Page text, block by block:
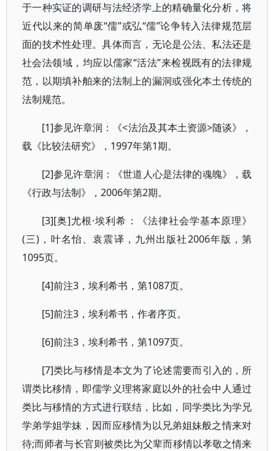
于一种实证的调研与法经济学上的精确量化分析，将
近代以来的简单废“儒”或弘“儒”论争转入法律规范层
面的技术性处理。具体而言，无论是公法、私法还是
社会法领域，均应以儒家“活法”来检视既有的法律规
范，以期填补舶来的法制上的漏洞或强化本土传统的
法制规范。
[1]参见许章润：《<法治及其本土资源>随谈》，
载《比较法研究》，1997年第1期。
[2]参见许章润：《世道人心是法律的魂魄》，载
《行政与法制》，2006年第2期。
[3][奥]尤根·埃利希：《法律社会学基本原理》
(三)，叶名怡、袁震译，九州出版社2006年版，第
1095页。
[4]前注3，埃利希书，第1087页。
[5]前注3，埃利希书，作者序页。
[6]前注3，埃利希书，第1097页。
[7]类比与移情是本文为了论述需要而引入的，所
谓类比移情，即儒学义理将家庭以外的社会中人通过
类比与移情的方式进行联结，比如，同学类比为学兄
学弟学姐学妹，因而应移情为以兄弟姐妹般之情来对
待;而师者与长官则被类比为父辈而移情以孝敬之情来